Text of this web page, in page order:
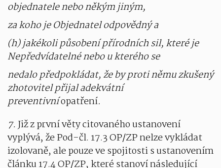
objednatele nebo někým jiným,
za koho je Objednatel odpovědný a
(h) jakékoli působení přírodních sil, které je
Nepředvídatelné nebo u kterého se
nedalo předpokládat, že by proti němu zkušený
zhotovitel přijal adekvátní
preventivníopatření.
7.Již z první věty citovaného ustanovení
vyplývá, že Pod-čl. 17.3 OP/ZP nelze vykládat
izolovaně, ale pouze ve spojitosti s ustanovením
článku 17.4 OP/ZP, které stanoví následující